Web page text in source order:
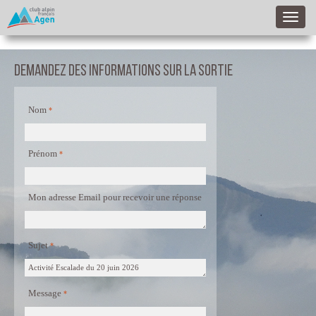
Demandez des informations sur la sortie
Nom
Prénom
Mon adresse Email pour recevoir une réponse
Sujet
Message